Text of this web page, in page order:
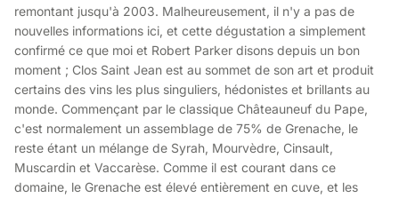
remontant jusqu'à 2003. Malheureusement, il n'y a pas de
nouvelles informations ici, et cette dégustation a simplement
confirmé ce que moi et Robert Parker disons depuis un bon
moment ; Clos Saint Jean est au sommet de son art et produit
certains des vins les plus singuliers, hédonistes et brillants au
monde. Commençant par le classique Châteauneuf du Pape,
c'est normalement un assemblage de 75% de Grenache, le
reste étant un mélange de Syrah, Mourvèdre, Cinsault,
Muscardin et Vaccarèse. Comme il est courant dans ce
domaine, le Grenache est élevé entièrement en cuve, et les